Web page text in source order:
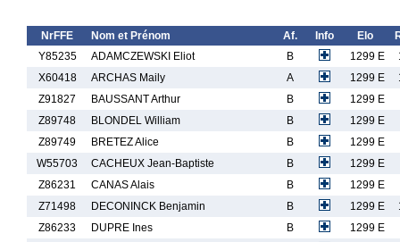
NrFFE Nom et Prénom Af. Info Elo
Y85235
ADAMCZEWSKI Eliot B 1299 E
X60418
ARCHAS Maily A 1299 E
Z91827
BAUSSANT Arthur B
1299 E
Z89748
BLONDEL William B
1299 E
Z89749
BRETEZ Alice B
1299 E
W55703
CACHEUX Jean-Baptiste B
1299 E
Z86231
CANAS Alais B
1299 E
Z71498
DECONINCK Benjamin B 1299 E
Z86233
DUPRE Ines B
1299 E